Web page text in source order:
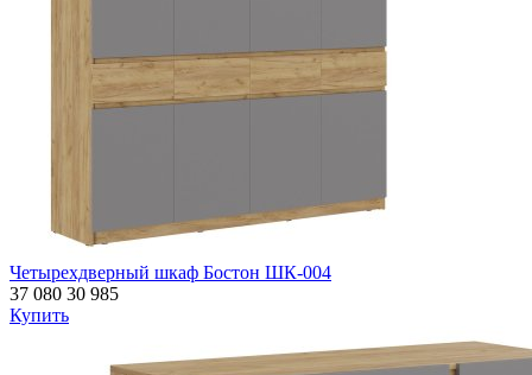
Четырехдверный шкаф Бостон ШК-004
37 080 30 985
Купить